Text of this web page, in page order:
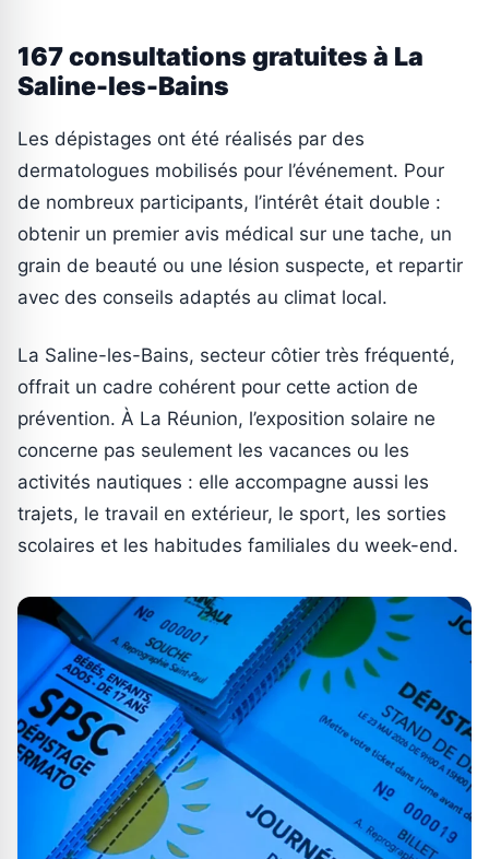
167 consultations gratuites à La
Saline-les-Bains
Les dépistages ont été réalisés par des
dermatologues mobilisés pour l’événement. Pour
de nombreux participants, l’intérêt était double :
obtenir un premier avis médical sur une tache, un
grain de beauté ou une lésion suspecte, et repartir
avec des conseils adaptés au climat local.
La Saline-les-Bains, secteur côtier très fréquenté,
offrait un cadre cohérent pour cette action de
prévention. À La Réunion, l’exposition solaire ne
concerne pas seulement les vacances ou les
activités nautiques : elle accompagne aussi les
trajets, le travail en extérieur, le sport, les sorties
scolaires et les habitudes familiales du week-end.